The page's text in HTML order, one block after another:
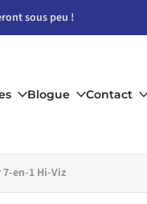
sous peu !
Blogue Contact
en-1 Hi-Viz